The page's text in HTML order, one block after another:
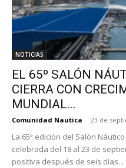
NOTICIAS
EL 65º SALÓN
CIERRA CON
MUNDIAL...
Comunidad Nautica - 23 de
La 65ª edición del Salón
celebrada del 18 al 23 de
positiva después de seis días...